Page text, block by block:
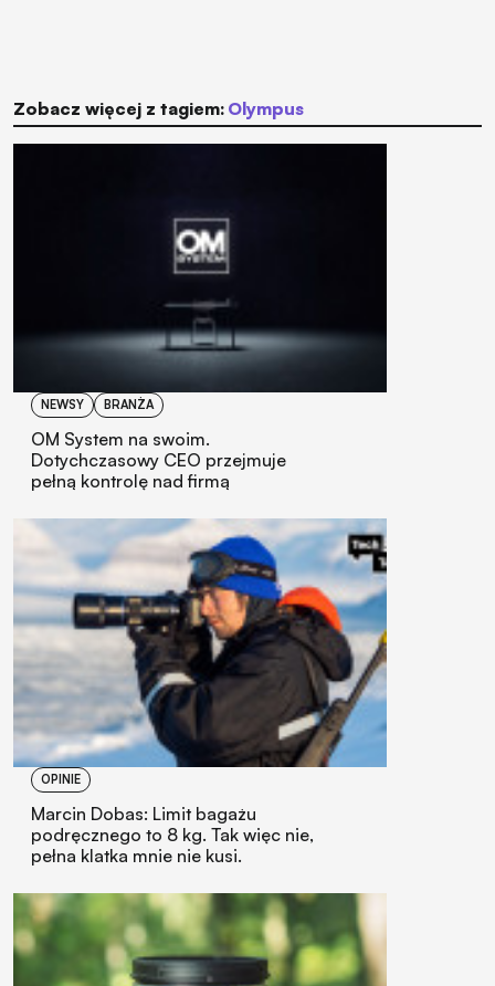
Zobacz więcej z tagiem: Olympus
NEWSY BRANŻA
OM System na swoim.
Dotychczasowy CEO przejmuje
pełną kontrolę nad firmą
OPINIE
Marcin Dobas: Limit bagażu
podręcznego to 8 kg. Tak więc nie,
pełna klatka mnie nie kusi.